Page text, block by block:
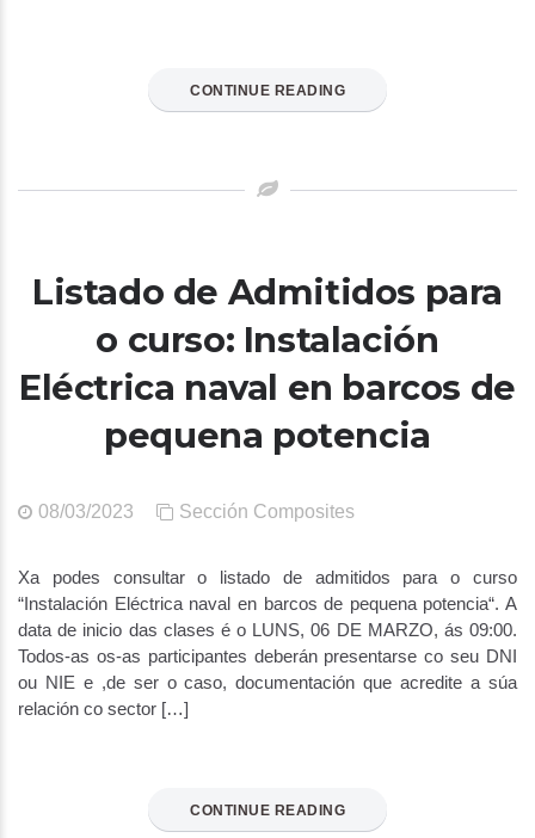
CONTINUE READING
Listado de Admitidos para
o curso: Instalación
Eléctrica naval en barcos de
pequena potencia
08/03/2023 Sección Composites
Xa podes consultar o listado de admitidos para o curso
“Instalación Eléctrica naval en barcos de pequena potencia“. A
data de inicio das clases é o LUNS, 06 DE MARZO, ás 09:00.
Todos-as os-as participantes deberán presentarse co seu DNI
ou NIE e ,de ser o caso, documentación que acredite a súa
relación co sector […]
CONTINUE READING